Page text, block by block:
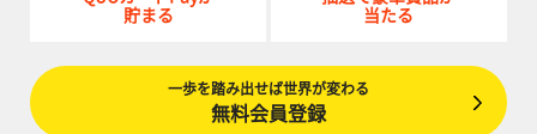
貯まる
当たる
一歩を踏み出せば世界が変わる
無料会員登録